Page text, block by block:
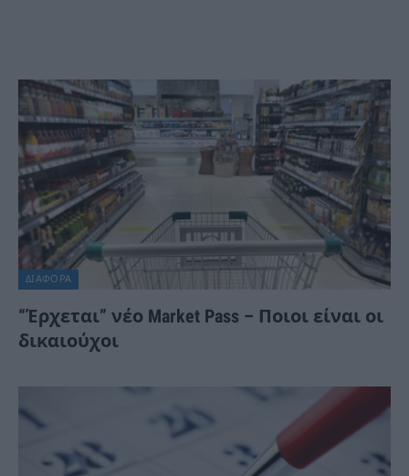
ΔΙΆΦΟΡΑ
“Έρχεται” νέο Market Pass – Ποιοι είναι οι
δικαιούχοι